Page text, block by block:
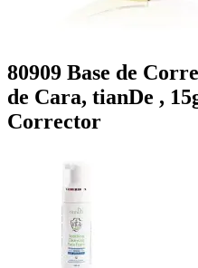
80909 Base de
de Cara, tianDe ,
Corrector